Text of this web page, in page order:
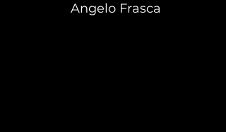
Angelo Frasca